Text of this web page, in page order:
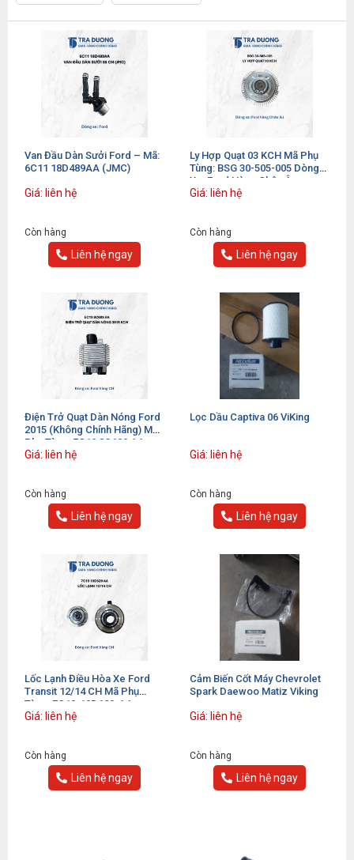
Van Đầu Dàn Sưởi Ford – Mã:
6C11 18D489AA (JMC)
Giá: liên hệ
Còn hàng
Liên hệ ngay
Ly Hợp Quạt 03 KCH Mã Phụ
Tùng: BSG 30-505-005 Dòng
Xe: Ford Hàng Châu Âu
Giá: liên hệ
Còn hàng
Liên hệ ngay
Điện Trở Quạt Dàn Nóng Ford
2015 (Không Chính Hãng) Mã
Phụ Tùng: EC19 8C609 AA
Giá: liên hệ
Còn hàng
Liên hệ ngay
Lọc Dầu Captiva 06 ViKing
Giá: liên hệ
Còn hàng
Liên hệ ngay
Lốc Lạnh Điều Hòa Xe Ford
Transit 12/14 CH Mã Phụ
Tùng: 7C19-19D629-AA
Giá: liên hệ
Còn hàng
Liên hệ ngay
Cảm Biến Cốt Máy Chevrolet
Spark Daewoo Matiz Viking
Giá: liên hệ
Còn hàng
Liên hệ ngay